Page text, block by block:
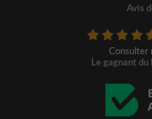
Avis
Consulter
Le gagnant du